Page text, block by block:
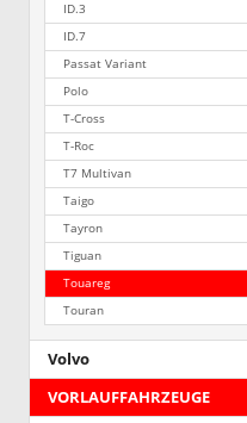
ID.3
ID.7
Passat Variant
Polo
T-Cross
T-Roc
T7 Multivan
Taigo
Tayron
Tiguan
Touareg
Touran
Volvo
VORLAUFFAHRZEUGE